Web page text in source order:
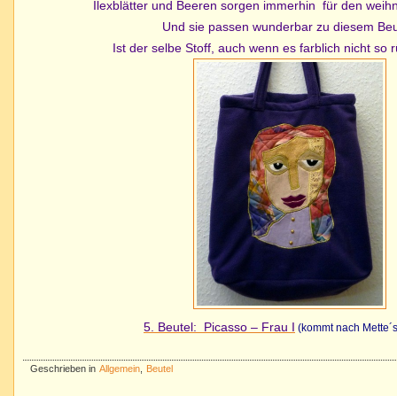
Ilexblätter und Beeren sorgen immerhin für den
Und sie passen wunderbar zu diesem
Ist der selbe Stoff, auch wenn es farblich nicht so
5. Beutel: Picasso – Frau I (kommt nach
Geschrieben in Allgemein, Beutel